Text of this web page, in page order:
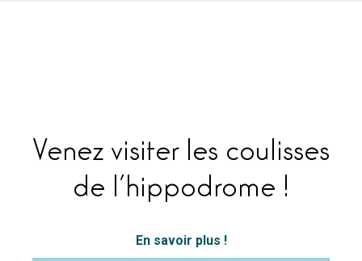
Venez visiter les coulisses
de l’hippodrome !
En savoir plus !